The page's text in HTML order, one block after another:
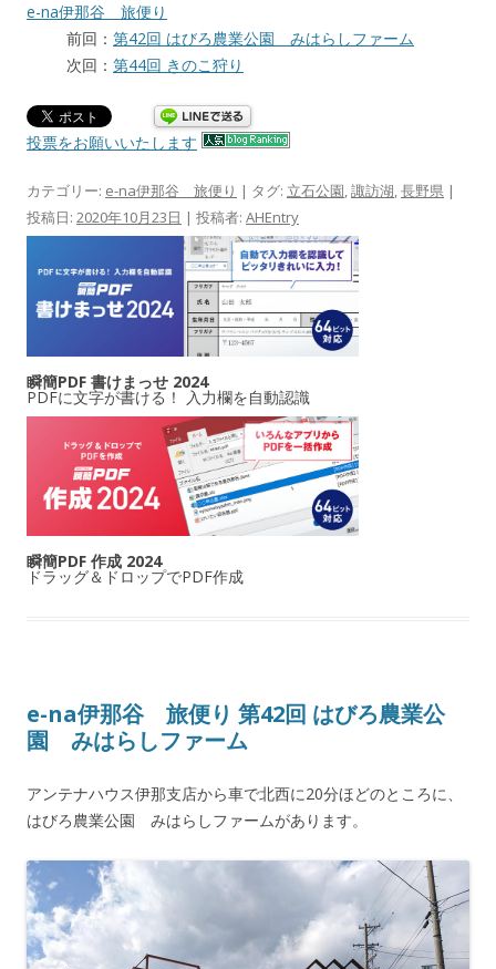
e-na伊那谷 旅便り
前回： 第42回 はびろ農業公園 みはらしファーム
次回： 第44回 きのこ狩り
投票をお願いいたします
カテゴリー: e-na伊那谷 旅便り | タグ: 立石公園,諏訪湖,長野県 |
投稿日: 2020年10月23日 | 投稿者: AHEntry
瞬簡PDF 書けまっせ 2024
PDFに文字が書ける！ 入力欄を自動認識
瞬簡PDF 作成 2024
ドラッグ＆ドロップでPDF作成
e-na伊那谷 旅便り 第42回 はびろ農業公
園 みはらしファーム
アンテナハウス伊那支店から車で北西に20分ほどのところに、
はびろ農業公園 みはらしファームがあります。